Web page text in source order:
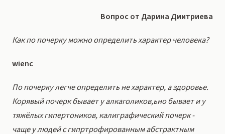
Вопрос от Дарина Дмитриева
Как по почерку можно определить характер человека?
wienc
По почерку легче определить не характер, а здоровье.
Корявый почерк бывает у алкаголиков,ьно бывает и у
тяжёлых гипертоников, калиграфический почерк -
чаще у людей с гипртрофированным абстрактным